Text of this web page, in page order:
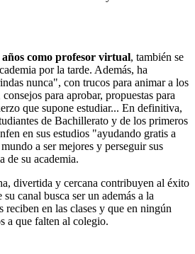
como profesor virtual, también se
por la tarde. Además, ha
nunca", con trucos para animar a los
para aprobar, propuestas para
que supone estudiar... En definitiva,
de Bachillerato y de los primeros
en sus estudios "ayudando gratis a
a ser mejores y perseguir sus
de su academia.
divertida y cercana contribuyen al éxito
canal busca ser un además a la
reciben en las clases y que en ningún
a que falten al colegio.